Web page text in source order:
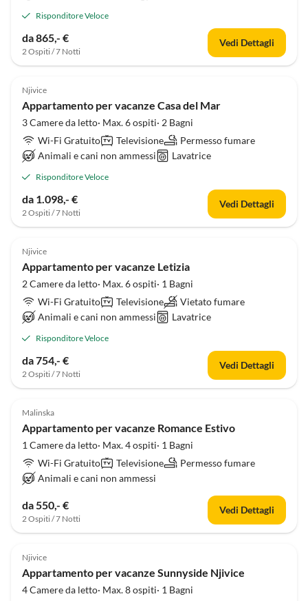
Risponditore Veloce
da 865,- €
2 Ospiti / 7 Notti
Vedi Dettagli
Njivice
Appartamento per vacanze Casa del Mar
3 Camere da letto· Max. 6 ospiti· 2 Bagni
Wi-Fi Gratuito
Televisione
Permesso fumare
Animali e cani non ammessi
Lavatrice
Risponditore Veloce
da 1.098,- €
2 Ospiti / 7 Notti
Vedi Dettagli
Njivice
Appartamento per vacanze Letizia
2 Camere da letto· Max. 6 ospiti· 1 Bagni
Wi-Fi Gratuito
Televisione
Vietato fumare
Animali e cani non ammessi
Lavatrice
Risponditore Veloce
da 754,- €
2 Ospiti / 7 Notti
Vedi Dettagli
Malinska
Appartamento per vacanze Romance Estivo
1 Camere da letto· Max. 4 ospiti· 1 Bagni
Wi-Fi Gratuito
Televisione
Permesso fumare
Animali e cani non ammessi
da 550,- €
2 Ospiti / 7 Notti
Vedi Dettagli
Njivice
Appartamento per vacanze Sunnyside Njivice
4 Camere da letto· Max. 8 ospiti· 1 Bagni